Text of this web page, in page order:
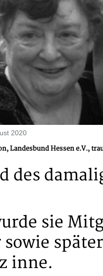
2020
Landesbund Hessen e.V.,
des
sie
inne.